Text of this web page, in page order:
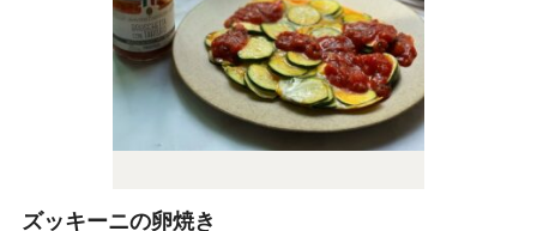
ズッキーニの卵焼き